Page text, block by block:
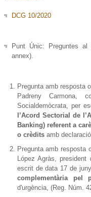
DCG 10/2020
Punt Únic: Preguntes al
annex).
Pregunta amb resposta
Padreny Carmona,
Socialdemòcrata, per
l’Acord Sectorial de
Banking) referent a
o crèditsamb declaració
Pregunta amb resposta
López Agràs, president
escrit de data 17 de
complementària pel
d'urgència, (Reg. Núm.